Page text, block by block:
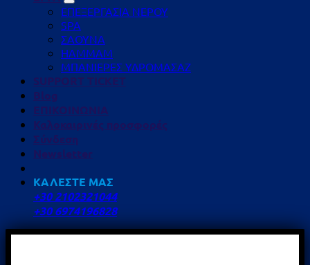
ΕΠΕΞΕΡΓΑΣΙΑ ΝΕΡΟΥ
SPA
ΣΑΟΥΝΑ
HAMMAM
ΜΠΑΝΙΕΡΕΣ ΥΔΡΟΜΑΣΑΖ
SUPPORT TICKET
Blog
ΕΠΙΚΟΙΝΩΝΙΑ
Καλοκαιρινές προσφορές
Σύνδεση
Newsletter
ΚΑΛΕΣΤΕ ΜΑΣ
+30 2102321044
+30 6974196828